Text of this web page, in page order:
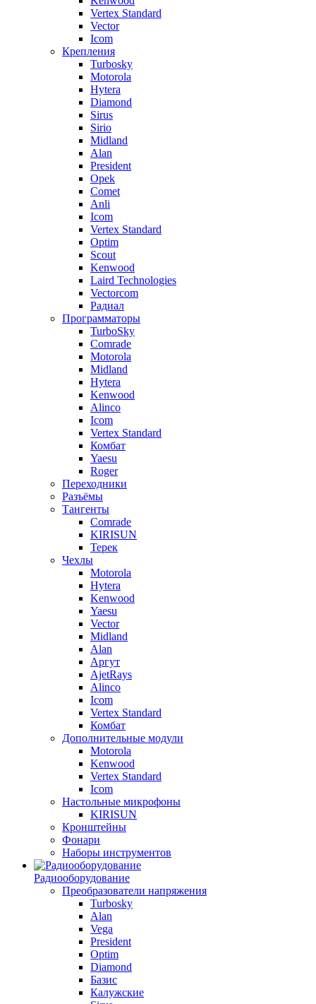
Vertex Standard
Vector
Icom
Крепления
Turbosky
Motorola
Hytera
Diamond
Sirus
Sirio
Midland
Alan
President
Opek
Comet
Anli
Icom
Vertex Standard
Optim
Scout
Kenwood
Laird Technologies
Vectorcom
Радиал
Программаторы
TurboSky
Comrade
Motorola
Midland
Hytera
Kenwood
Alinco
Icom
Vertex Standard
Комбат
Yaesu
Roger
Переходники
Разъёмы
Тангенты
Comrade
KIRISUN
Терек
Чехлы
Motorola
Hytera
Kenwood
Yaesu
Vector
Midland
Alan
Аргут
AjetRays
Alinco
Icom
Vertex Standard
Комбат
Дополнительные модули
Motorola
Kenwood
Vertex Standard
Icom
Настольные микрофоны
KIRISUN
Кронштейны
Фонари
Наборы инструментов
Радиооборудование
Преобразователи напряжения
Turbosky
Alan
Vega
President
Optim
Diamond
Базис
Калужские